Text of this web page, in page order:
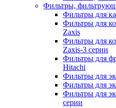
Фильтры,
Фильтры для
Фильтры для
Zaxis
Фильтры для
Zaxis-3 серии
Фильтры для
Hitachi
Фильтры для
Фильтры для
Фильтры для
серии